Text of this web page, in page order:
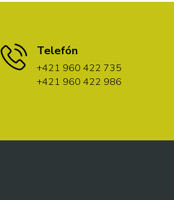
Telefón
+421 960 422 735
+421 960 422 986